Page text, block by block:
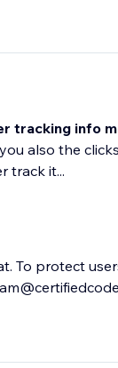
tracking info
also the
track it...
To protect